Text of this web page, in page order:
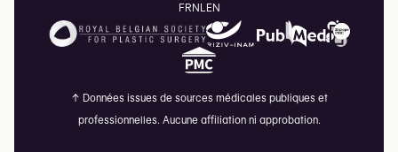
FRNLEN
↑ Données issues de sources médicales publiques et
professionnelles. Aucune affiliation ni approbation.